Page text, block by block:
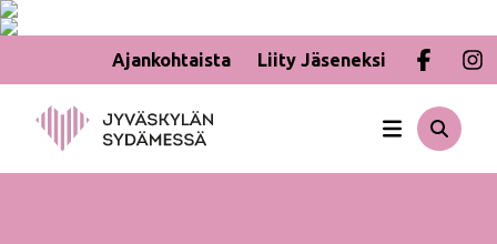
Ajankohtaista
Liity Jäseneksi
sisältöön